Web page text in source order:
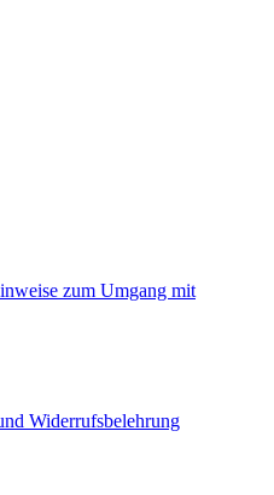
zum Umgang mit
Widerrufsbelehrung